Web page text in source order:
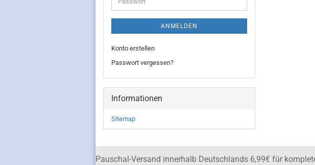
ANMELDEN
Konto erstellen
Passwort vergessen?
Informationen
Sitemap
Pauschal-Versand innerhalb Deutschlands 6,99€ für